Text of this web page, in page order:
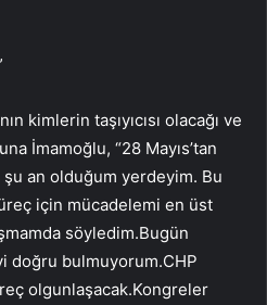
kimlerin taşıyıcısı olacağı ve
İmamoğlu, “28 Mayıs’tan
şu an olduğum yerdeyim. Bu
için mücadelemi en üst
söyledim.Bugün
doğru bulmuyorum.CHP
olgunlaşacak.Kongreler